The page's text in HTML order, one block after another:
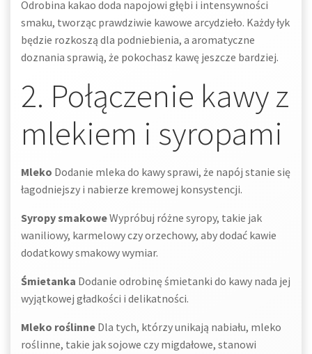
Odrobina kakao doda napojowi głębi i intensywności
smaku, tworząc prawdziwie kawowe arcydzieło. Każdy łyk
będzie rozkoszą dla podniebienia, a aromatyczne
doznania sprawią, że pokochasz kawę jeszcze bardziej.
2. Połączenie kawy z
mlekiem i syropami
Mleko Dodanie mleka do kawy sprawi, że napój stanie się
łagodniejszy i nabierze kremowej konsystencji.
Syropy smakoweWypróbuj różne syropy, takie jak
waniliowy, karmelowy czy orzechowy, aby dodać kawie
dodatkowy smakowy wymiar.
Śmietanka Dodanie odrobinę śmietanki do kawy nada jej
wyjątkowej gładkości i delikatności.
Mleko roślinne Dla tych, którzy unikają nabiału, mleko
roślinne, takie jak sojowe czy migdałowe, stanowi